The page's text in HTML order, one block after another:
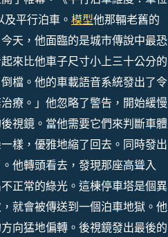
及平行泊車。 模型他那輛老舊的
天，他面臨的是城市傳說中最恐
來比他車子尺寸小上三十公分的
檔。他的車載語音系統發出了令
療。」他忽略了警告，開始緩慢
視鏡。當他需要它們來判斷車體
樣，優雅地縮了回去。同時發出
他轉頭看去，發現那座高聳入
正常的綠光。這棟停車塔是個異
就會被傳送到一個泊車地獄。他
向猛地偏轉。後視鏡發出最後的